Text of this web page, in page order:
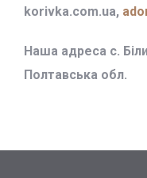
korivka.com.ua,
Наша адреса с.
Полтавська обл.